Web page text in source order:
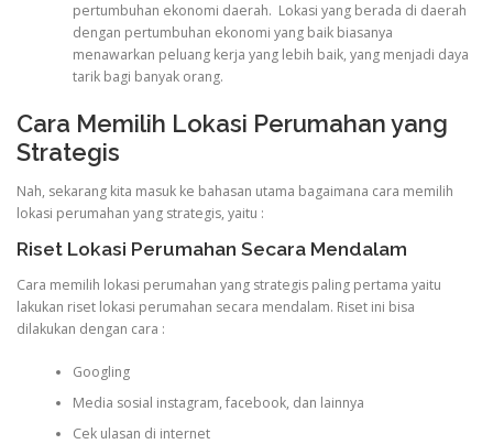
pertumbuhan ekonomi daerah. Lokasi yang berada di daerah
dengan pertumbuhan ekonomi yang baik biasanya
menawarkan peluang kerja yang lebih baik, yang menjadi daya
tarik bagi banyak orang.
Cara Memilih Lokasi Perumahan yang
Strategis
Nah, sekarang kita masuk ke bahasan utama bagaimana cara memilih
lokasi perumahan yang strategis, yaitu :
Riset Lokasi Perumahan Secara Mendalam
Cara memilih lokasi perumahan yang strategis paling pertama yaitu
lakukan riset lokasi perumahan secara mendalam. Riset ini bisa
dilakukan dengan cara :
Googling
Media sosial instagram, facebook, dan lainnya
Cek ulasan di internet